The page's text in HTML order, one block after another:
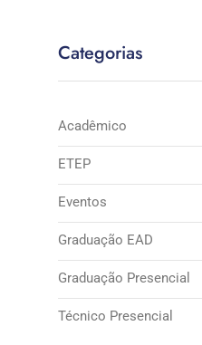
Categorias
Acadêmico
ETEP
Eventos
Graduação EAD
Graduação Presencial
Técnico Presencial